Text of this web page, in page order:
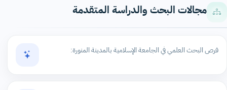
مجالات البحث والدراسة المتقدمة
فرص البحث العلمي في الجامعة الإسلامية بالمدينة المنورة: